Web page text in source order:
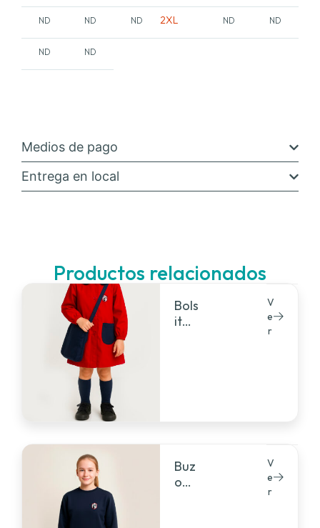
ND ND ND 2XL ND ND
ND ND
Medios de pago
Entrega en local
Productos relacionados
Bols
ita
V
e
r
Buz
o
V
e
r